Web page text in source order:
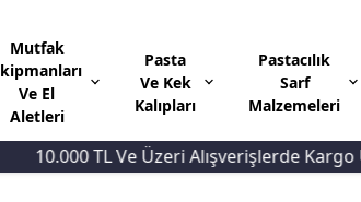
Mutfak
Ve El
Aletleri
Pasta
Ve Kek
Kalıpları
Pastacılık
Sarf
Malzemeleri
10.000 TL Ve Üzeri Alışverişlerde Kargo